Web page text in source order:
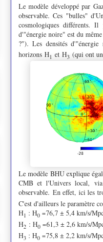
Le modèle développé par
observable. Ces "bulles"
cosmologiques différents. Il
d'"énergie noire" est du
?"). Les densités
horizons H1 et H3 (qui ont
Le modèle BHU explique
CMB et l'Univers local, via
observable. En effet, ici les
C'est d'ailleurs le paramètre
H1 : H0 =76,7 ± 5,4 km/s/
H2 : H0 =61,3 ± 2,6 km/s/
H3 : H0 =75,8 ± 2,2 km/s/